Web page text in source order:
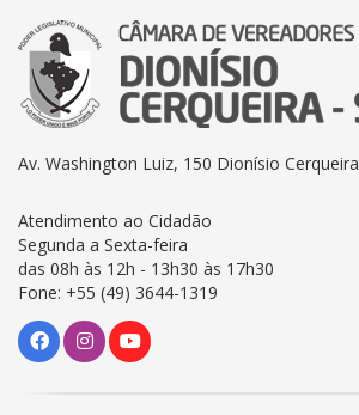
Av. Washington Luiz, 150 Dionísio
Atendimento ao Cidadão
Segunda a Sexta-feira
das 08h às 12h - 13h30 às 17h30
Fone: +55 (49) 3644-1319